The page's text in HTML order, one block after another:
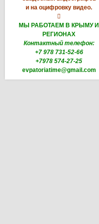
и на оцифровку видео.

МЫ РАБОТАЕМ В КРЫМУ И
РЕГИОНАХ
Контактный телефон:
+7 978 731-52-66
+7978 574-27-25
evpatoriatime@gmail.com